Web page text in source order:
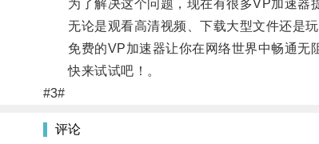
为了解决这个问题，现在有很多VP加速器提
无论是观看高清视频、下载大型文件还是玩
免费的VP加速器让你在网络世界中畅通无
快来试试吧！。
#3#
评论